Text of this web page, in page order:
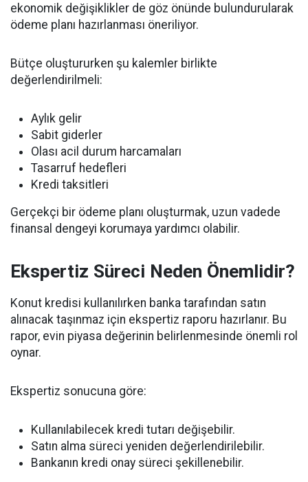
ekonomik değişiklikler de göz önünde bulundurularak
ödeme planı hazırlanması öneriliyor.
Bütçe oluştururken şu kalemler birlikte
değerlendirilmeli:
Aylık gelir
Sabit giderler
Olası acil durum harcamaları
Tasarruf hedefleri
Kredi taksitleri
Gerçekçi bir ödeme planı oluşturmak, uzun vadede
finansal dengeyi korumaya yardımcı olabilir.
Ekspertiz Süreci Neden Önemlidir?
Konut kredisi kullanılırken banka tarafından satın
alınacak taşınmaz için ekspertiz raporu hazırlanır. Bu
rapor, evin piyasa değerinin belirlenmesinde önemli rol
oynar.
Ekspertiz sonucuna göre:
Kullanılabilecek kredi tutarı değişebilir.
Satın alma süreci yeniden değerlendirilebilir.
Bankanın kredi onay süreci şekillenebilir.